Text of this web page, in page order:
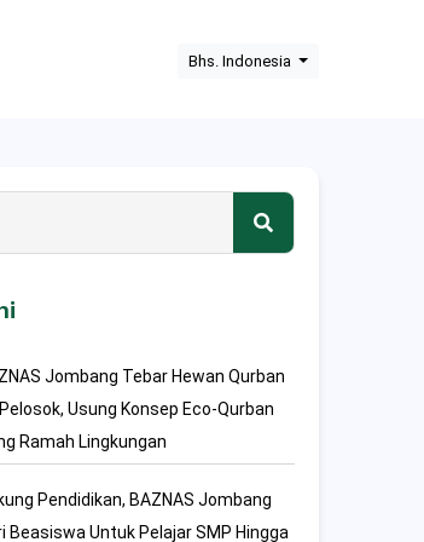
Bhs. Indonesia
Jombang Tebar Hewan Qurban
Usung Konsep Eco-Qurban
Ramah Lingkungan
Pendidikan, BAZNAS Jombang
Beasiswa Untuk Pelajar SMP Hingga